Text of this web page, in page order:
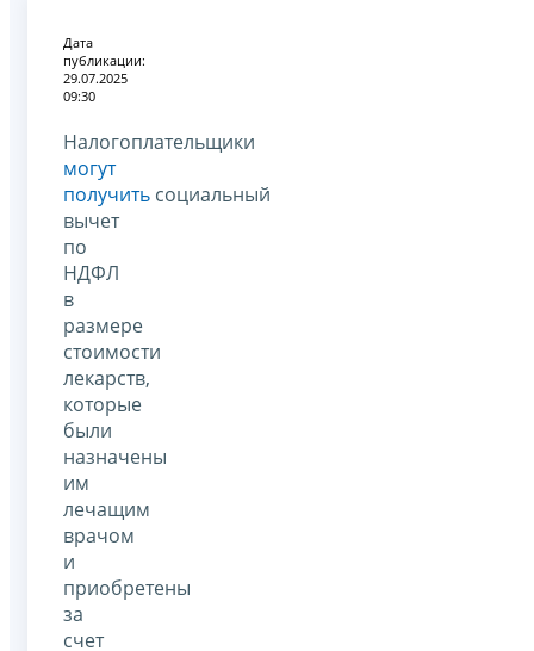
Дата
публикации:
29.07.2025
09:30
Налогоплательщики
могут
получить социальный
вычет
по
НДФЛ
в
размере
стоимости
лекарств,
которые
были
назначены
им
лечащим
врачом
и
приобретены
за
счет